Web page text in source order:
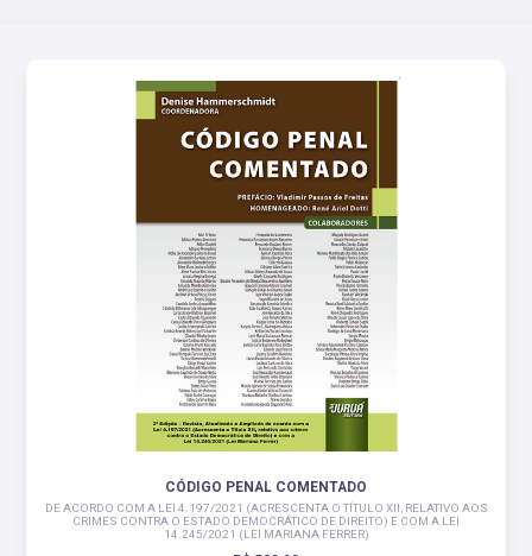
CÓDIGO PENAL COMENTADO
DE ACORDO COM A LEI 4.197/2021 (ACRESCENTA O TÍTULO XII, RELATIVO AOS
CRIMES CONTRA O ESTADO DEMOCRÁTICO DE DIREITO) E COM A LEI
14.245/2021 (LEI MARIANA FERRER)